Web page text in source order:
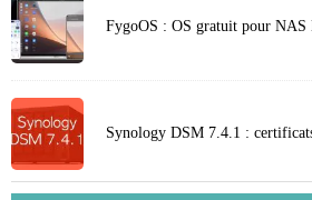
FygoOS : OS gratuit pour
Synology DSM 7.4.1 :